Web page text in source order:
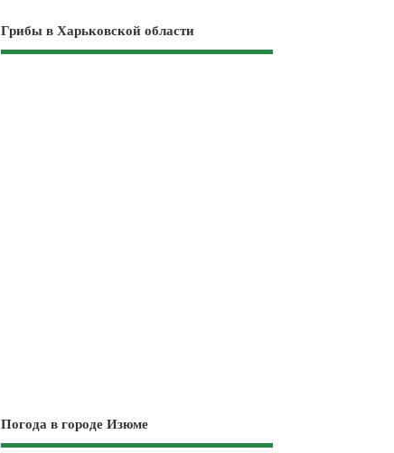
Грибы в Харьковской области
Погода в городе Изюме